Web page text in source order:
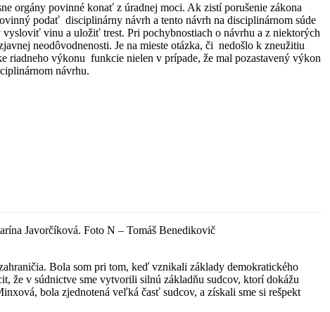
orgány povinné konať z úradnej moci. Ak zistí porušenie zákona
podať disciplinárny návrh a tento návrh na disciplinárnom súde
vinu a uložiť trest. Pri pochybnostiach o návrhu a z niektorých
neodôvodnenosti. Je na mieste otázka, či nedošlo k zneužitiu
riadneho výkonu funkcie nielen v prípade, že mal pozastavený výkon
návrhu.
Bola som pri tom, keď vznikali základy demokratického
že v súdnictve sme vytvorili silnú základňu sudcov, ktorí dokážu
bola zjednotená veľká časť sudcov, a získali sme si rešpekt